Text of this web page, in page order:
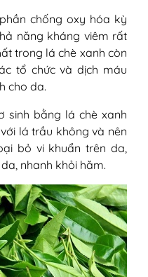
chống oxy hóa kỳ
năng kháng viêm rất
trong lá chè xanh còn
tổ chức và dịch máu
cho da.
sinh bằng lá chè xanh
lá trầu không và nên
bỏ vi khuẩn trên da,
nhanh khỏi hăm.